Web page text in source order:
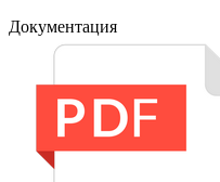
Документация